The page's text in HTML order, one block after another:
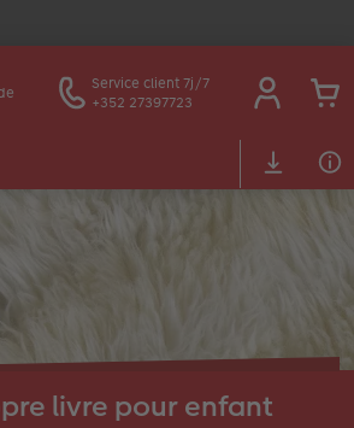
Service client 7j/7
+352 27397723
livre pour enfant